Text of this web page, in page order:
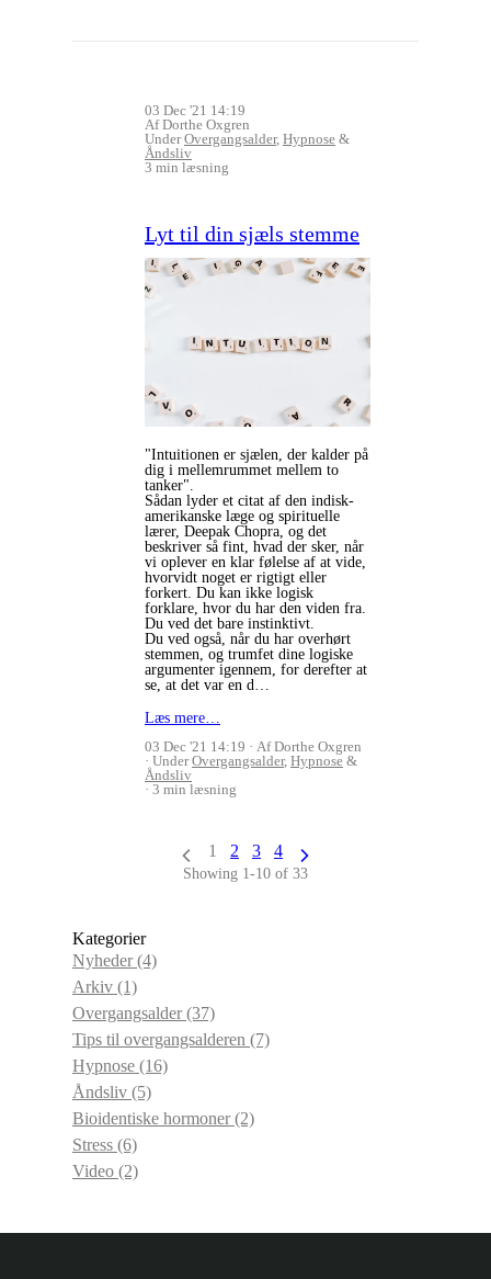
03 Dec '21 14:19
Af Dorthe Oxgren
UnderOvergangsalder, Hypnose &
Åndsliv
3 min læsning
Lyt til din sjæls stemme
"Intuitionen er sjælen, der kalder på
dig i mellemrummet mellem to
tanker".
Sådan lyder et citat af den indisk-
amerikanske læge og spirituelle
lærer, Deepak Chopra, og det
beskriver så fint, hvad der sker, når
vi oplever en klar følelse af at vide,
hvorvidt noget er rigtigt eller
forkert. Du kan ikke logisk
forklare, hvor du har den viden fra.
Du ved det bare instinktivt.
Du ved også, når du har overhørt
stemmen, og trumfet dine logiske
argumenter igennem, for derefter at
se, at det var en d…
Læs mere…
03 Dec '21 14:19
Af Dorthe Oxgren
UnderOvergangsalder, Hypnose &
Åndsliv
3 min læsning
1 2 3 4
Showing 1-10 of 33
Kategorier
Nyheder(4)
Arkiv (1)
Overgangsalder(37)
Tips til overgangsalderen (7)
Hypnose (16)
Åndsliv (5)
Bioidentiske hormoner(2)
Stress (6)
Video (2)